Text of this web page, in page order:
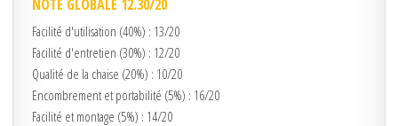
NOTE GLOBALE 12.30/20
Facilité d'utilisation (40%) : 13/20
Facilité d'entretien (30%) : 12/20
Qualité de la chaise (20%) : 10/20
Encombrement et portabilité (5%) : 16/20
Facilité et montage (5%) : 14/20